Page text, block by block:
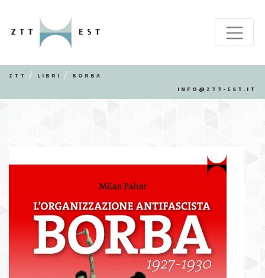
ZTT LIBRI
BORBA
INFO@ZTT-EST.IT